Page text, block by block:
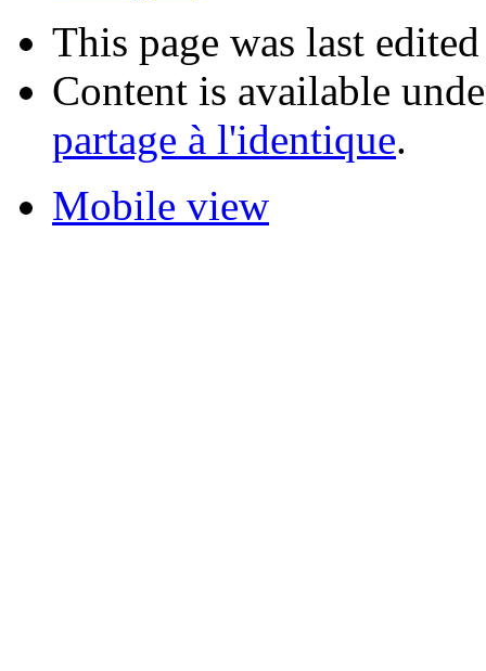
This page was last
Content is available
partage à l'identique.
Mobile view